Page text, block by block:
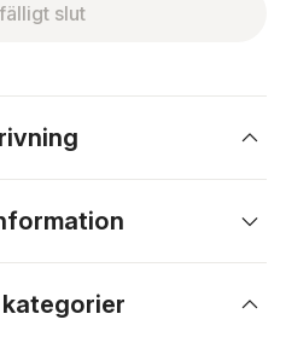
slut